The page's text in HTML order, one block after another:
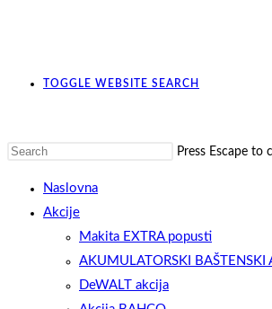
TOGGLE WEBSITE SEARCH
Press Escape to
Naslovna
Akcije
Makita EXTRA popusti
AKUMULATORSKI BAŠTENSKI
DeWALT akcija